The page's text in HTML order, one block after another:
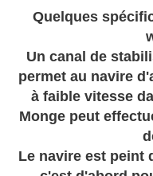
Quelques
Un canal de
permet au navire
à faible vitesse
Monge peut
Le navire est peint